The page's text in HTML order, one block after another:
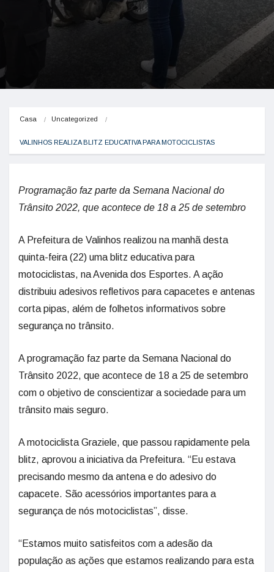
Casa Uncategorized
VALINHOS REALIZA BLITZ EDUCATIVA PARA MOTOCICLISTAS
Programação faz parte da Semana Nacional do
Trânsito 2022, que acontece de 18 a 25 de setembro
A Prefeitura de Valinhos realizou na manhã desta
quinta-feira (22) uma blitz educativa para
motociclistas, na Avenida dos Esportes. A ação
distribuiu adesivos refletivos para capacetes e antenas
corta pipas, além de folhetos informativos sobre
segurança no trânsito.
A programação faz parte da Semana Nacional do
Trânsito 2022, que acontece de 18 a 25 de setembro
com o objetivo de conscientizar a sociedade para um
trânsito mais seguro.
A motociclista Graziele, que passou rapidamente pela
blitz, aprovou a iniciativa da Prefeitura. “Eu estava
precisando mesmo da antena e do adesivo do
capacete. São acessórios importantes para a
segurança de nós motociclistas”, disse.
“Estamos muito satisfeitos com a adesão da
população as ações que estamos realizando para esta